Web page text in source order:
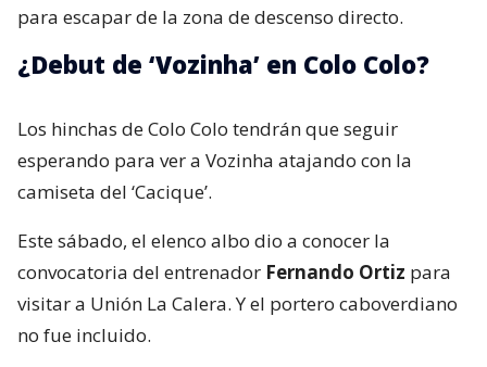
para escapar de la zona de descenso directo.
¿Debut de ‘Vozinha’ en Colo Colo?
Los hinchas de Colo Colo tendrán que seguir
esperando para ver a Vozinha atajando con la
camiseta del ‘Cacique’.
Este sábado, el elenco albo dio a conocer la
convocatoria del entrenador Fernando Ortiz para
visitar a Unión La Calera. Y el portero caboverdiano
no fue incluido.